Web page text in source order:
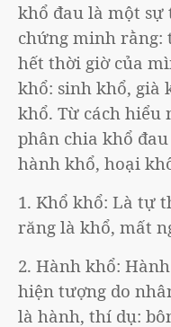
khổ đau là một sự
chứng minh rằng:
hết thời giờ của
khổ: sinh khổ, già
khổ. Từ cách hiểu
phân chia khổ
hành khổ, hoại
1. Khổ khổ: Là tự
răng là khổ, mất
2. Hành khổ:
hiện tượng do
là hành, thí dụ: